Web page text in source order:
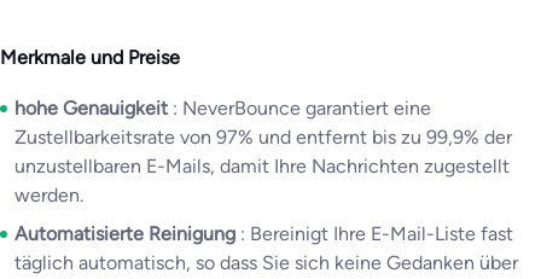
Merkmale und Preise
hohe Genauigkeit : NeverBounce garantiert eine
Zustellbarkeitsrate von 97% und entfernt bis zu 99,9% der
unzustellbaren E-Mails, damit Ihre Nachrichten zugestellt
werden.
Automatisierte Reinigung : Bereinigt Ihre E-Mail-Liste fast
täglich automatisch, so dass Sie sich keine Gedanken über